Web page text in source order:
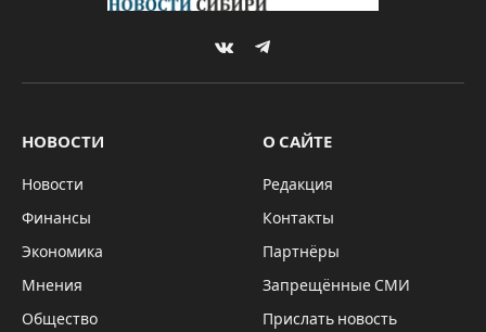
VKontakteTelegram
НОВОСТИ
Новости
Финансы
Экономика
Мнения
Общество
О САЙТЕ
Редакция
Контакты
Партнёры
Запрещённые СМИ
Прислать новость